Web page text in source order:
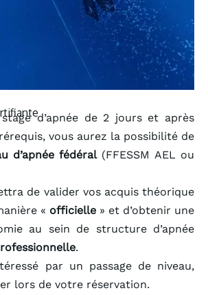
d’apnée de 2 jours et après
vous aurez la possibilité de
d’apnée fédéral(FFESSM AEL ou
de valider vos acquis théorique
« officielle » et d’obtenir une
au sein de structure d’apnée
.
par un passage de niveau,
lors de votre réservation.​